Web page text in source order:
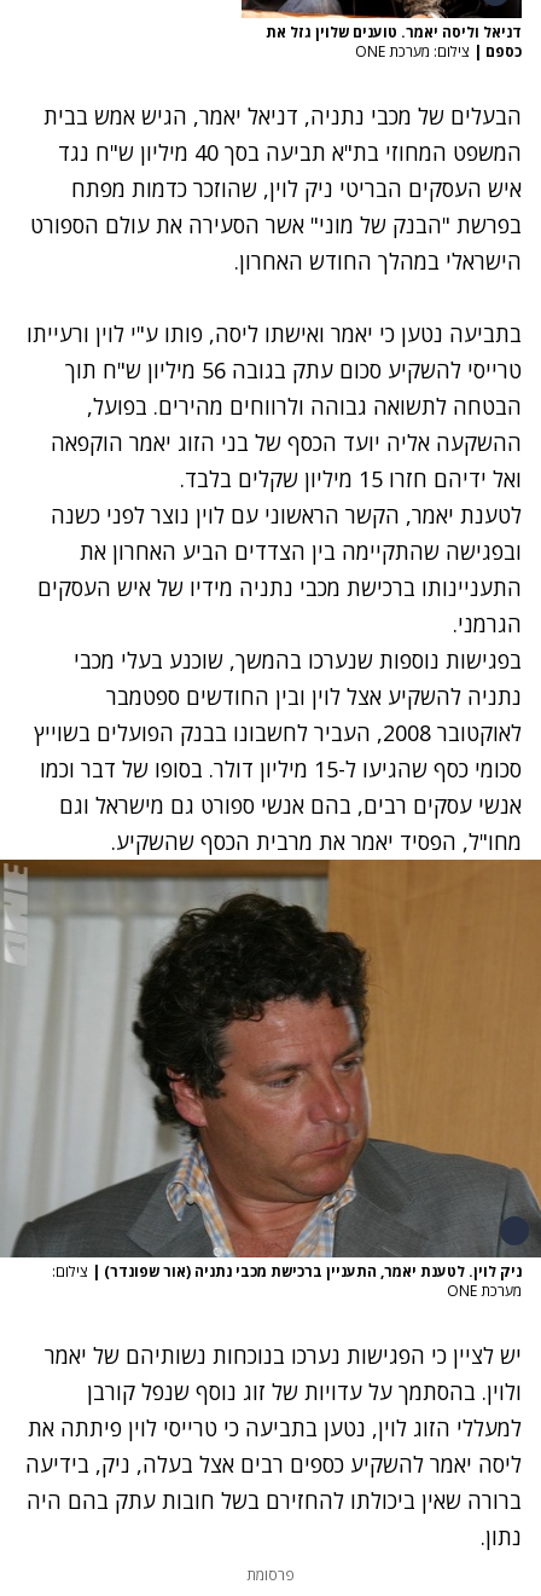
דניאל וליסה יאמר. טוענים שלוין גזל את
כספם | צילום: מערכת ONE
הבעלים של מכבי נתניה, דניאל יאמר, הגיש אמש בבית
המשפט המחוזי בת"א תביעה בסך 40 מיליון ש"ח נגד
איש העסקים הבריטי ניק לוין, שהוזכר כדמות מפתח
בפרשת "הבנק של מוני" אשר הסעירה את עולם הספורט
הישראלי במהלך החודש האחרון.
בתביעה נטען כי יאמר ואישתו ליסה, פותו ע"י לוין ורעייתו
טרייסי להשקיע סכום עתק בגובה 56 מיליון ש"ח תוך
הבטחה לתשואה גבוהה ולרווחים מהירים. בפועל,
ההשקעה אליה יועד הכסף של בני הזוג יאמר הוקפאה
ואל ידיהם חזרו 15 מיליון שקלים בלבד.
לטענת יאמר, הקשר הראשוני עם לוין נוצר לפני כשנה
ובפגישה שהתקיימה בין הצדדים הביע האחרון את
התעניינותו ברכישת מכבי נתניה מידיו של איש העסקים
הגרמני.
בפגישות נוספות שנערכו בהמשך, שוכנע בעלי מכבי
נתניה להשקיע אצל לוין ובין החודשים ספטמבר
לאוקטובר 2008, העביר לחשבונו בבנק הפועלים בשוייץ
סכומי כסף שהגיעו ל-15 מיליון דולר. בסופו של דבר וכמו
אנשי עסקים רבים, בהם אנשי ספורט גם מישראל וגם
מחו"ל, הפסיד יאמר את מרבית הכסף שהשקיע.
ניק לוין. לטענת יאמר, התעניין ברכישת מכבי נתניה (אור שפונדר) | צילום:
מערכת ONE
יש לציין כי הפגישות נערכו בנוכחות נשותיהם של יאמר
ולוין. בהסתמך על עדויות של זוג נוסף שנפל קורבן
למעללי הזוג לוין, נטען בתביעה כי טרייסי לוין פיתתה את
ליסה יאמר להשקיע כספים רבים אצל בעלה, ניק, בידיעה
ברורה שאין ביכולתו להחזירם בשל חובות עתק בהם היה
נתון.
פרסומת